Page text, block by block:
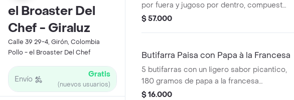
el Broaster Del
Chef - Giraluz
Calle 39 29-4, Girón, Colombia
Pollo - el Broaster Del Chef
Envío Gratis
(nuevos usuarios)
por fuera y jugoso por dentro, compuesto
por 8 presas perfectamente sazonadas y
$ 57.000
Butifarra Paisa con Papa à la Francesa
5 butifarras con un ligero sabor picantico,
180 gramos de papa a la francesa
acompañada y tártara.
$ 16.000